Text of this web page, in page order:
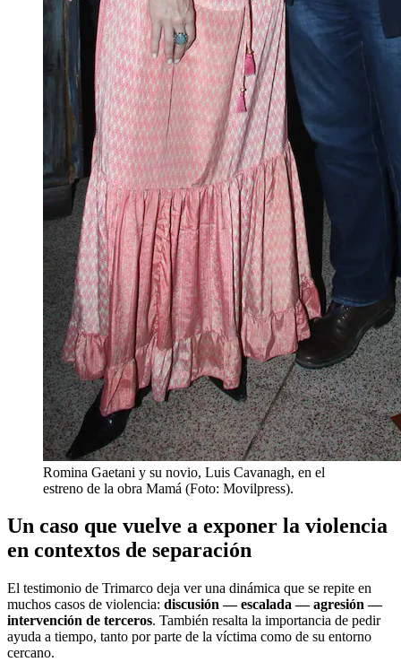
Romina Gaetani y su novio, Luis Cavanagh, en el
estreno de la obra Mamá (Foto: Movilpress).
Un caso que vuelve a exponer la violencia
en contextos de separación
El testimonio de Trimarco deja ver una dinámica que se repite en
muchos casos de violencia: discusión — escalada — agresión —
intervención de terceros. También resalta la importancia de pedir
ayuda a tiempo, tanto por parte de la víctima como de su entorno
cercano.